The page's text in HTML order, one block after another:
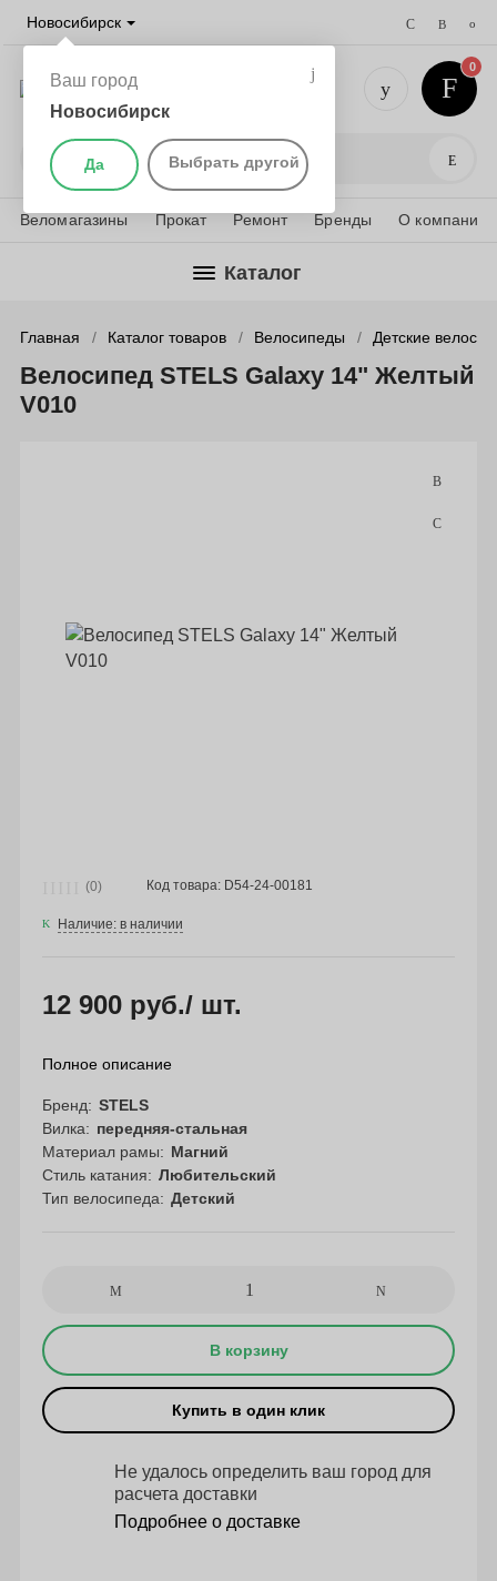
Новосибирск
Ваш город
Новосибирск
Да Выбрать другой Поиск
+7 (383)
0
Веломагазины Прокат Ремонт Бренды О компании
Каталог
Главная Каталог товаров Велосипеды Детские
Велосипед STELS Galaxy 14" Желтый
V010
(0) Код товара: D54-24-00181
Наличие: в наличии
12 900 руб./ шт.
Полное описание
Бренд
STELS
Вилка
передняя-стальная
Материал рамы
Магний
Стиль катания
Любительский
Тип велосипеда
Детский
В корзину
Купить в один клик
Не удалось определить ваш город для
расчета доставки
Подробнее о доставке